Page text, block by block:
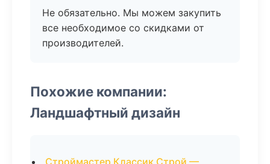
Не обязательно. Мы можем закупить
все необходимое со скидками от
производителей.
Похожие компании:
Ландшафтный дизайн
Строймастер Классик Строй —